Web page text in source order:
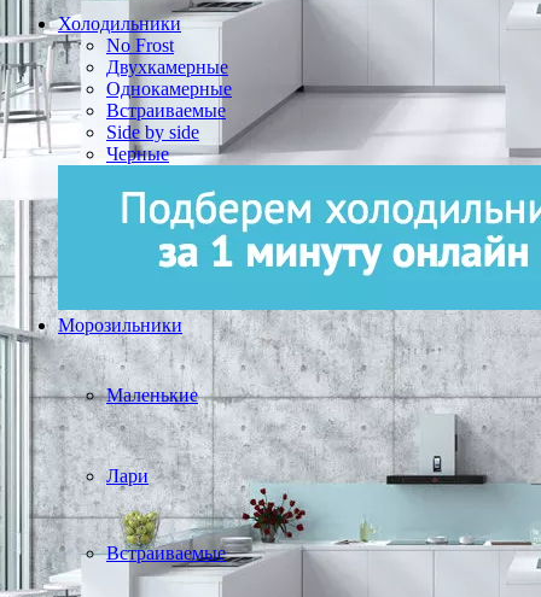
Холодильники
No Frost
Двухкамерные
Однокамерные
Встраиваемые
Side by side
Черные
Морозильники
Маленькие
Лари
Встраиваемые